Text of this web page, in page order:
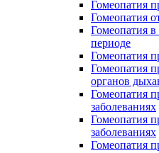
Гомеопатия
Гомеопатия
Гомеопатия
периоде
Гомеопатия
Гомеопатия
органов
Гомеопатия
заболеваниях
Гомеопатия
заболеваниях
Гомеопатия